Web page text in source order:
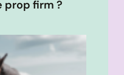
prop firm ?